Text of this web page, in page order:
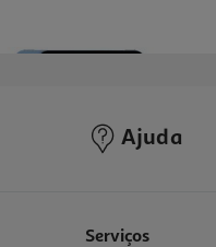
Ajuda
Serviços